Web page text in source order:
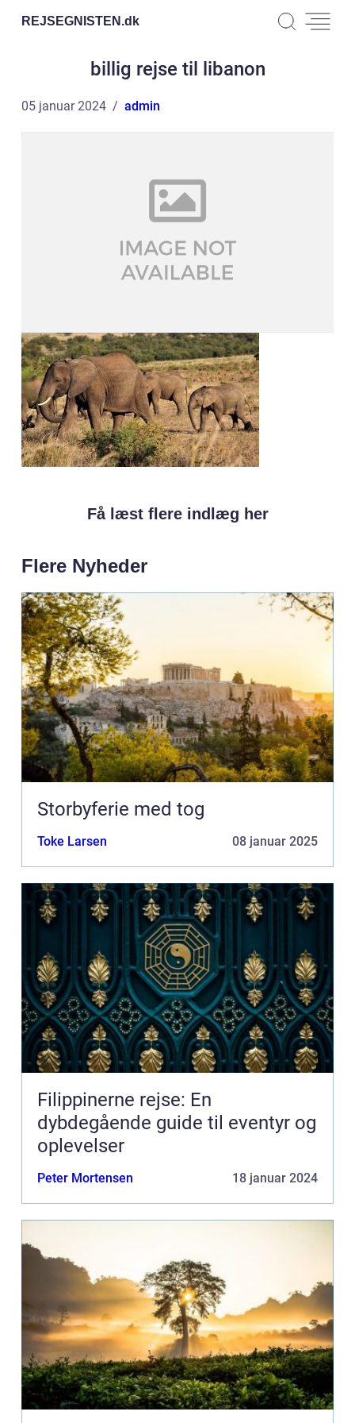
REJSEGNISTEN.dk
billig rejse til libanon
05 januar 2024 admin
Få læst flere indlæg her
Flere Nyheder
Storbyferie med tog
Toke Larsen 08 januar 2025
Filippinerne rejse: En
dybdegående guide til eventyr og
oplevelser
Peter Mortensen 18 januar 2024